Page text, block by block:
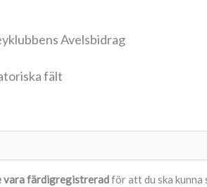
Avelsbidrag
fält
vara färdigregistreradför att du ska kunna